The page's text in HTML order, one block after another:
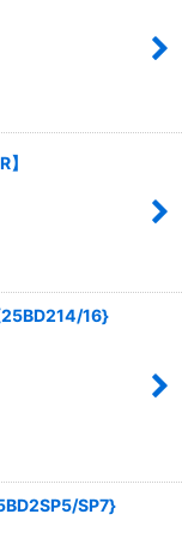
16}
SP7}